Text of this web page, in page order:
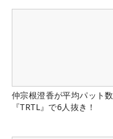
仲宗根澄香が平均パット数
『TRTL』で6人抜き！